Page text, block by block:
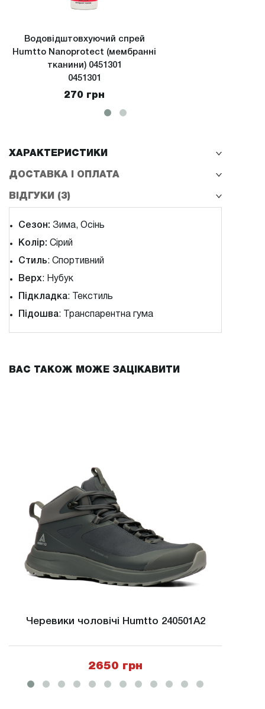
Водовідштовхуючий спрей
Humtto Nanoprotect (мембранні
тканини) 0451301
0451301
270 грн
ХАРАКТЕРИСТИКИ
ДОСТАВКА І ОПЛАТА
ВІДГУКИ (3)
Сезон: Зима, Осінь
Колір: Сірий
Стиль: Спортивний
Верх: Нубук
Підкладка: Текстиль
Підошва: Транспарентна гума
ВАС ТАКОЖ МОЖЕ ЗАЦІКАВИТИ
Черевики чоловічі Humtto 240501A2
2650 грн